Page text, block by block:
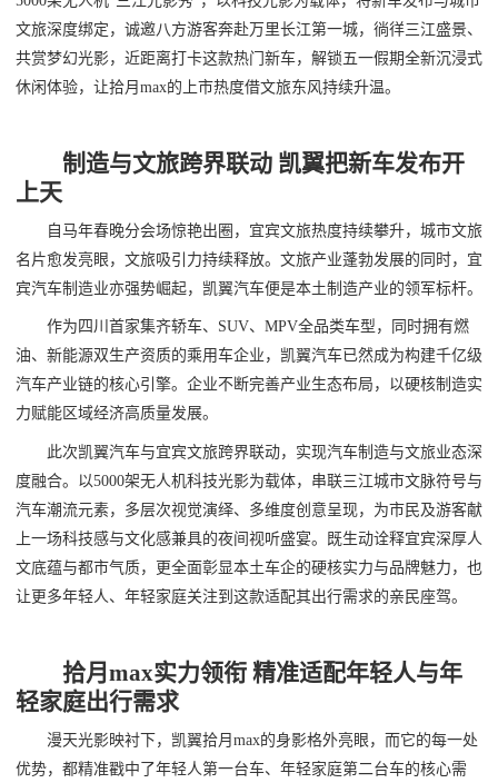
文旅深度绑定，诚邀八方游客奔赴万里长江第一城，徜徉三江盛景、
共赏梦幻光影，近距离打卡这款热门新车，解锁五一假期全新沉浸式
休闲体验，让拾月max的上市热度借文旅东风持续升温。
制造与文旅跨界联动 凯翼把新车发布开
上天
自马年春晚分会场惊艳出圈，宜宾文旅热度持续攀升，城市文旅
名片愈发亮眼，文旅吸引力持续释放。文旅产业蓬勃发展的同时，宜
宾汽车制造业亦强势崛起，凯翼汽车便是本土制造产业的领军标杆。
作为四川首家集齐轿车、SUV、MPV全品类车型，同时拥有燃
油、新能源双生产资质的乘用车企业，凯翼汽车已然成为构建千亿级
汽车产业链的核心引擎。企业不断完善产业生态布局，以硬核制造实
力赋能区域经济高质量发展。
此次凯翼汽车与宜宾文旅跨界联动，实现汽车制造与文旅业态深
度融合。以5000架无人机科技光影为载体，串联三江城市文脉符号与
汽车潮流元素，多层次视觉演绎、多维度创意呈现，为市民及游客献
上一场科技感与文化感兼具的夜间视听盛宴。既生动诠释宜宾深厚人
文底蕴与都市气质，更全面彰显本土车企的硬核实力与品牌魅力，也
让更多年轻人、年轻家庭关注到这款适配其出行需求的亲民座驾。
拾月max实力领衔 精准适配年轻人与年
轻家庭出行需求
漫天光影映衬下，凯翼拾月max的身影格外亮眼，而它的每一处
优势，都精准戳中了年轻人第一台车、年轻家庭第二台车的核心需